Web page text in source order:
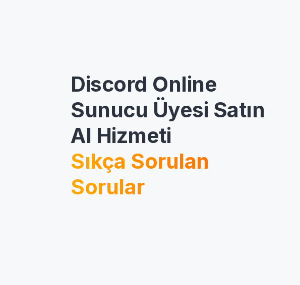
Discord Online
Sunucu Üyesi Satın
Al Hizmeti
Sıkça Sorulan
Sorular